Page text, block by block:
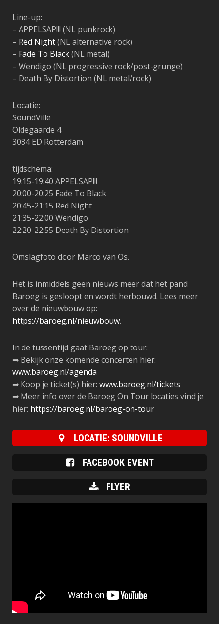
Line-up:
– APPELSAP!!! (NL punkrock)
– Red Night(NL alternative rock)
– Fade To Black(NL metal)
– Wendigo (NL progressive rock/post-grunge)
– Death By Distortion (NL metal/rock)
Locatie:
SoundVille
Oldegaarde 4
3084 ED Rotterdam
tijdschema:
19:15-19:40 APPELSAP!!!
20:00-20:25 Fade To Black
20:45-21:15 Red Night
21:35-22:00 Wendigo
22:20-22:55 Death By Distortion
Omslagfoto door Marco van Os.
️Het is inmiddels geen nieuws meer dat het pand
Baroeg is gesloopt en wordt herbouwd. Lees meer
over de nieuwbouw op:
https://baroeg.nl/nieuwbouw.
In de tussentijd gaat Baroeg op tour:
➡ Bekijk onze komende concerten hier:
www.baroeg.nl/agenda
➡ Koop je ticket(s) hier: www.baroeg.nl/tickets
➡ Meer info over de Baroeg On Tour locaties vind je
hier: https://baroeg.nl/baroeg-on-tour
LOCATIE: SOUNDVILLE
FACEBOOK EVENT
FLYER